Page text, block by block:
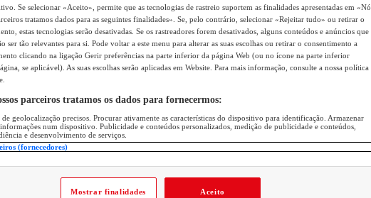
Se selecionar «Aceito», permite que as tecnologias de rastreio suportem as finalidades apresentadas em
tratamos dados para as seguintes finalidades». Se, pelo contrário, selecionar «Rejeitar tudo» ou retirar o
estas tecnologias serão desativadas. Se os rastreadores forem desativados, alguns conteúdos e anúncios que
ser tão relevantes para si. Pode voltar a este menu para alterar as suas escolhas ou retirar o consentimento a
clicando na ligação Gerir preferências na parte inferior da página Web (ou no ícone na parte inferior
se aplicável). As suas escolhas serão aplicadas em Website. Para mais informação, consulte a nossa política
parceiros tratamos os dados para fornecermos:
geolocalização precisos. Procurar ativamente as características do dispositivo para identificação. Armazenar
num dispositivo. Publicidade e conteúdos personalizados, medição de publicidade e conteúdos,
e desenvolvimento de serviços.
(fornecedores)
Mostrar finalidades Aceito